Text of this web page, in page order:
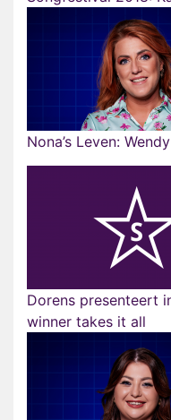
Nona’s Leven:
Dorens presenteert
winner takes it all